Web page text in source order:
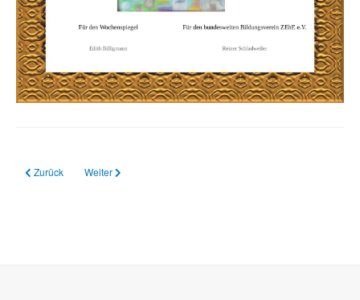
Vorheriger Beitrag: 02.05.2024 Austausch mit der
Zurück Nächster Beitrag: 24.04.2024 Schuldnerberatungs-
Weiter